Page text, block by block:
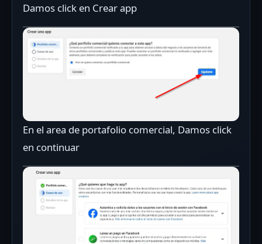
Damos click en Crear app
En el area de portafolio comercial, Damos click
en continuar